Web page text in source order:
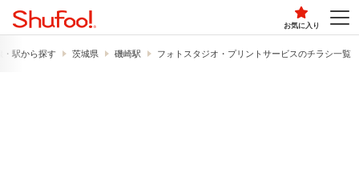
お気に入り
・駅から探す 茨城県 磯崎駅 フォトスタジオ・プリントサービスのチラシ一覧